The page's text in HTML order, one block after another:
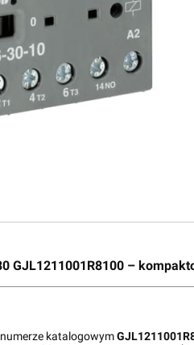
GJL1211001R8100 –
katalogowym